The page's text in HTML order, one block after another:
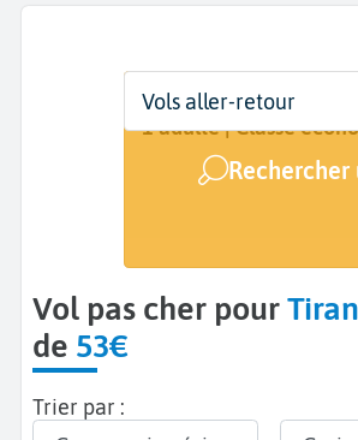
Départ
De...
Dates
Dates de votre voyage
Voyageurs | Classe
1 adulte | Classe
Rechercher
Vols aller-retour
Vol pas cher pour
de 53€
Trier par :